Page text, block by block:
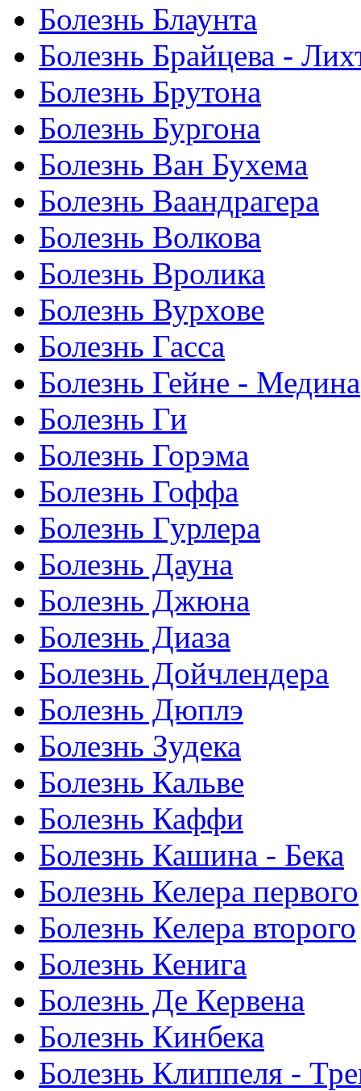
Болезнь Блаунта
Болезнь Брайцева -
Болезнь Брутона
Болезнь Бургона
Болезнь Ван Бухема
Болезнь Ваандрагера
Болезнь Волкова
Болезнь Вролика
Болезнь Вурхове
Болезнь Гасса
Болезнь Гейне - Медина
Болезнь Ги
Болезнь Горэма
Болезнь Гоффа
Болезнь Гурлера
Болезнь Дауна
Болезнь Джюна
Болезнь Диаза
Болезнь Дойчлендера
Болезнь Дюплэ
Болезнь Зудека
Болезнь Кальве
Болезнь Каффи
Болезнь Кашина - Бека
Болезнь Келера первого
Болезнь Келера второго
Болезнь Кенига
Болезнь Де Кервена
Болезнь Кинбека
Болезнь Клиппеля -